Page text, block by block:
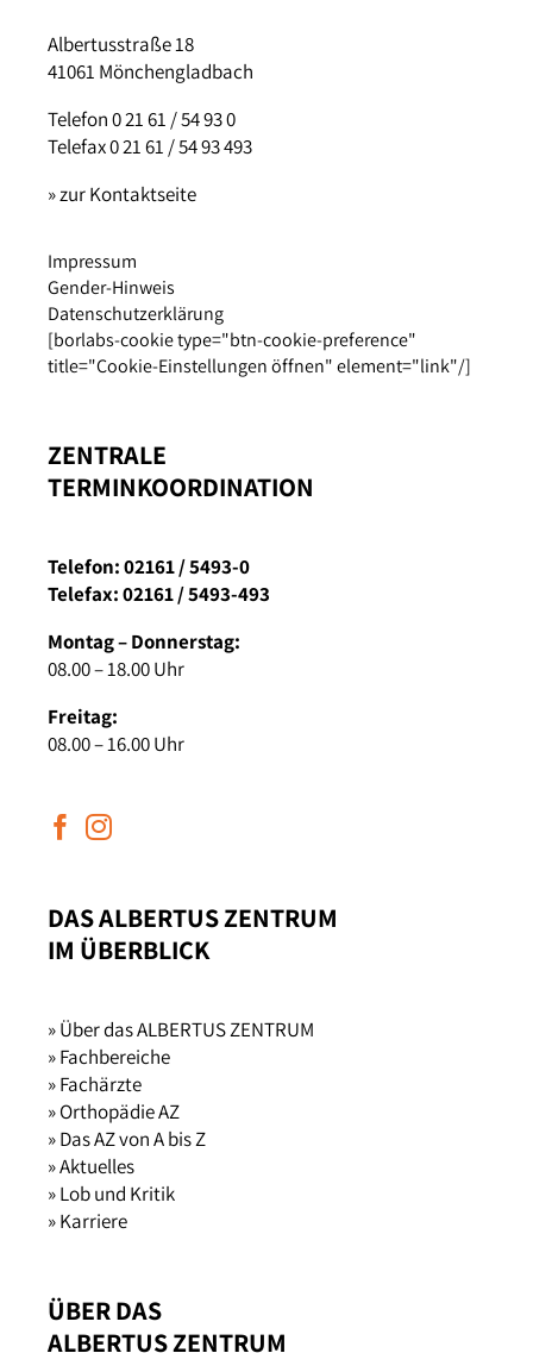
Albertusstraße 18
41061 Mönchengladbach
Telefon 0 21 61 / 54 93 0
Telefax 0 21 61 / 54 93 493
» zur Kontaktseite
Impressum
Gender-Hinweis
Datenschutzerklärung
[borlabs-cookie type="btn-cookie-preference"
title="Cookie-Einstellungen öffnen" element="link"/]
ZENTRALE
TERMINKOORDINATION
Telefon: 02161 / 5493-0
Telefax: 02161 / 5493-493
Montag – Donnerstag:
08.00 – 18.00 Uhr
Freitag:
08.00 – 16.00 Uhr
DAS ALBERTUS ZENTRUM
IM ÜBERBLICK
» Über das ALBERTUS ZENTRUM
» Fachbereiche
» Fachärzte
» Orthopädie AZ
» Das AZ von A bis Z
» Aktuelles
» Lob und Kritik
» Karriere
ÜBER DAS
ALBERTUS ZENTRUM